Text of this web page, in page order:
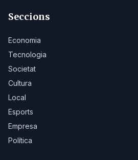
Seccions
Economia
Tecnologia
Societat
Cultura
Local
Esports
Empresa
Política